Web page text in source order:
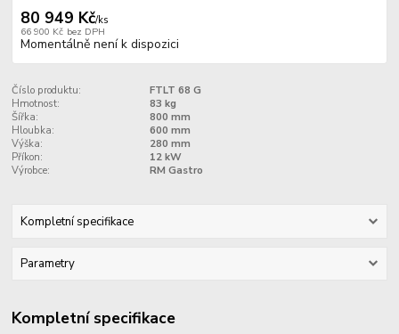
80 949 Kč/ks
66 900 Kč bez DPH
Momentálně není k dispozici
Číslo produktu:
FTLT 68 G
Hmotnost:
83 kg
Šířka:
800 mm
Hloubka:
600 mm
Výška:
280 mm
Příkon:
12 kW
Výrobce:
RM Gastro
Kompletní specifikace
Parametry
Kompletní specifikace